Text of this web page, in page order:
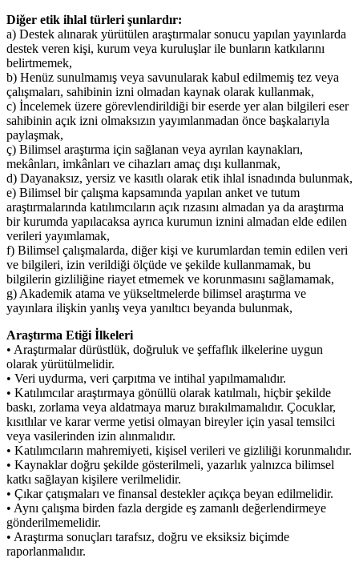
Diğer etik ihlal türleri şunlardır:
a) Destek alınarak yürütülen araştırmalar sonucu yapılan yayınlarda
destek veren kişi, kurum veya kuruluşlar ile bunların katkılarını
belirtmemek,
b) Henüz sunulmamış veya savunularak kabul edilmemiş tez veya
çalışmaları, sahibinin izni olmadan kaynak olarak kullanmak,
c) İncelemek üzere görevlendirildiği bir eserde yer alan bilgileri eser
sahibinin açık izni olmaksızın yayımlanmadan önce başkalarıyla
paylaşmak,
ç) Bilimsel araştırma için sağlanan veya ayrılan kaynakları,
mekânları, imkânları ve cihazları amaç dışı kullanmak,
d) Dayanaksız, yersiz ve kasıtlı olarak etik ihlal isnadında bulunmak,
e) Bilimsel bir çalışma kapsamında yapılan anket ve tutum
araştırmalarında katılımcıların açık rızasını almadan ya da araştırma
bir kurumda yapılacaksa ayrıca kurumun iznini almadan elde edilen
verileri yayımlamak,
f) Bilimsel çalışmalarda, diğer kişi ve kurumlardan temin edilen veri
ve bilgileri, izin verildiği ölçüde ve şekilde kullanmamak, bu
bilgilerin gizliliğine riayet etmemek ve korunmasını sağlamamak,
g) Akademik atama ve yükseltmelerde bilimsel araştırma ve
yayınlara ilişkin yanlış veya yanıltıcı beyanda bulunmak,
Araştırma Etiği İlkeleri
• Araştırmalar dürüstlük, doğruluk ve şeffaflık ilkelerine uygun
olarak yürütülmelidir.
• Veri uydurma, veri çarpıtma ve intihal yapılmamalıdır.
• Katılımcılar araştırmaya gönüllü olarak katılmalı, hiçbir şekilde
baskı, zorlama veya aldatmaya maruz bırakılmamalıdır. Çocuklar,
kısıtlılar ve karar verme yetisi olmayan bireyler için yasal temsilci
veya vasilerinden izin alınmalıdır.
• Katılımcıların mahremiyeti, kişisel verileri ve gizliliği korunmalıdır.
• Kaynaklar doğru şekilde gösterilmeli, yazarlık yalnızca bilimsel
katkı sağlayan kişilere verilmelidir.
• Çıkar çatışmaları ve finansal destekler açıkça beyan edilmelidir.
• Aynı çalışma birden fazla dergide eş zamanlı değerlendirmeye
gönderilmemelidir.
• Araştırma sonuçları tarafsız, doğru ve eksiksiz biçimde
raporlanmalıdır.